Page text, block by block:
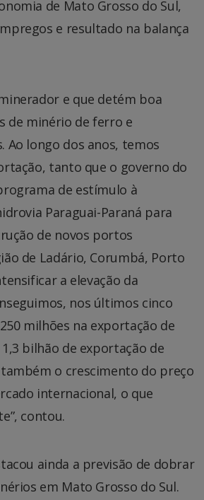
de Mato Grosso do Sul,
e resultado na balança
e que detém boa
de minério de ferro e
Ao longo dos anos, temos
tanto que o governo do
de estímulo à
Paraguai-Paraná para
de novos portos
de Ladário, Corumbá, Porto
a elevação da
nos últimos cinco
milhões na exportação de
bilhão de exportação de
o crescimento do preço
internacional, o que
contou.
ainda a previsão de dobrar
em Mato Grosso do Sul.